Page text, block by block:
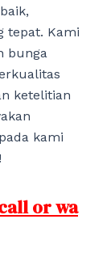
tepat. Kami
bunga
ketelitian
kami
or wa